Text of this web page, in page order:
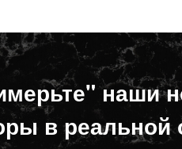
наши
в реальной